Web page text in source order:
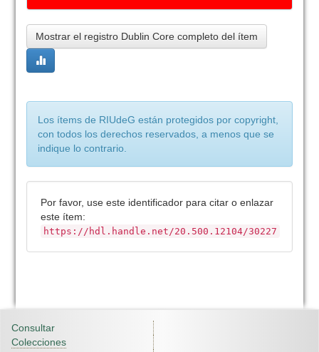
Mostrar el registro Dublin Core completo del ítem
Los ítems de RIUdeG están protegidos por copyright,
con todos los derechos reservados, a menos que se
indique lo contrario.
Por favor, use este identificador para citar o enlazar
este ítem:
https://hdl.handle.net/20.500.12104/30227
Consultar
Colecciones